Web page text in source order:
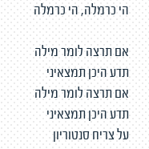
הי כרמלה, הי כרמלה
אם תרצה לומר מילה
תדע היכן תמצאיני
אם תרצה לומר מילה
תדע היכן תמצאיני
על צריח סנטוריון